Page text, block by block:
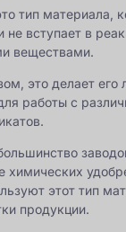
тип материала,
не вступает в
веществами.
это делает его
работы с
химических
этот тип
продукции.